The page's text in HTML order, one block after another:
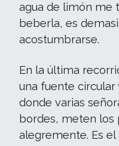
agua de limón me
beberla, es
acostumbrarse.
En la última
una fuente
donde varias
bordes, meten los
alegremente. Es el